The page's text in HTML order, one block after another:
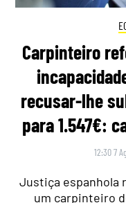
Carpinteiro
recusar-lhe
para 1.547€:
12:30 7
Justiça espanhola
um carpinteiro